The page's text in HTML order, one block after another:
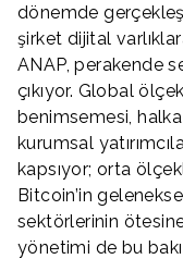
dönemde
şirket dijital
ANAP, perakende
çıkıyor. Global
benimsemesi, halka
kurumsal
kapsıyor; orta
Bitcoin’in
sektörlerinin
yönetimi de bu